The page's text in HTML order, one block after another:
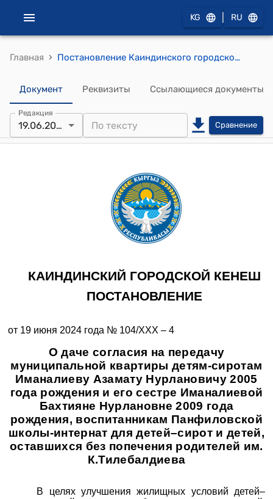
KG RU
Главная › Постановление Каиндинского городского кенеша от 19 июня 2024 года № 104/XXX–4 "О даче согласия на передачу муниципальной квартиры детям-сиротам Иманалиеву Азамату Нурлановичу 2005 года рождения и его сестре Иманалиевой Бахтияне Нурлановне 2009 года рождения, воспитанникам Панфиловской школы-интернат для детей–сирот и детей, оставшихся без попечения родителей им. К.Тилебалдиева"
Документ Реквизиты Ссылающиеся документы
Редакция
19.06.2024 Сравнение